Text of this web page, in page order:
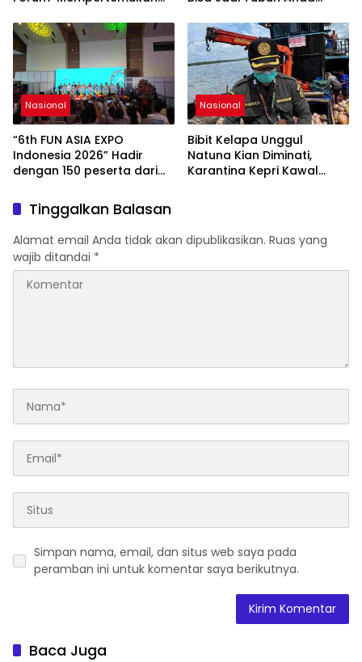
Investor, Akademisi, dan
Pengusaha dalam
Mendukung Percepatan
Hilirisasi Nasional.
Nasional
“6th FUN ASIA EXPO
Indonesia 2026” Hadir
dengan 150 peserta dari
Industri Taman Rekreasi
dan Ekosistem Pariwisata
di Tanah Air
Nasional
Bibit Kelapa Unggul
Natuna Kian Diminati,
Karantina Kepri Kawal
Tinggalkan Balasan
Alamat email Anda tidak akan dipublikasikan. Ruas yang
wajib ditandai *
Simpan nama, email, dan situs web saya pada
peramban ini untuk komentar saya berikutnya.
Baca Juga